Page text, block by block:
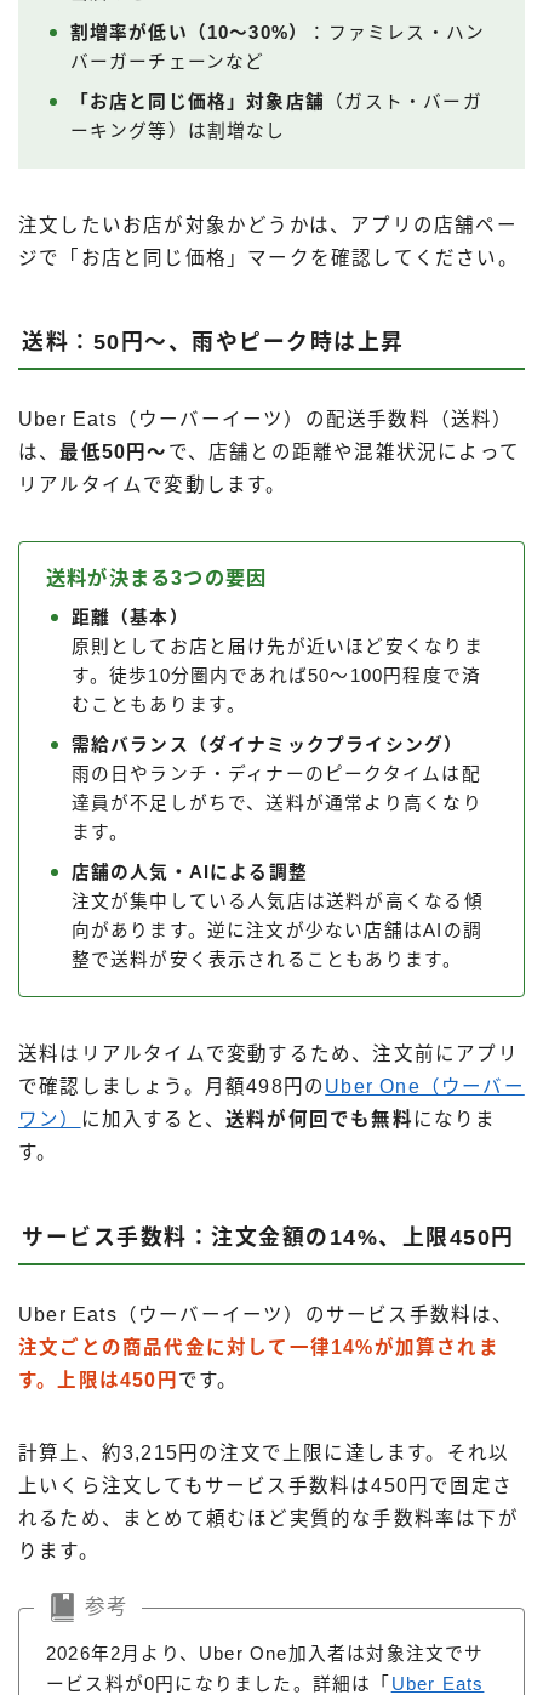
割増率が低い（10〜30%）
：ファミレス・ハン
バーガーチェーンなど
「お店と同じ価格」対象店舗 （ガスト・バーガ
ーキング等）は割増なし
注文したいお店が対象かどうかは、アプリの店舗ペー
ジで「お店と同じ価格」マークを確認してください。
送料：50円〜、雨やピーク時は上昇
Uber Eats（ウーバーイーツ）の配送手数料（送料）
は、最低50円〜 で、店舗との距離や混雑状況によって
リアルタイムで変動します。
送料が決まる3つの要因
距離（基本）
原則としてお店と届け先が近いほど安くなりま
す。徒歩10分圏内であれば50〜100円程度で済
むこともあります。
需給バランス（ダイナミックプライシング）
雨の日やランチ・ディナーのピークタイムは配
達員が不足しがちで、送料が通常より高くなり
ます。
店舗の人気・AIによる調整
注文が集中している人気店は送料が高くなる傾
向があります。逆に注文が少ない店舗はAIの調
整で送料が安く表示されることもあります。
送料はリアルタイムで変動するため、注文前にアプリ
で確認しましょう。月額498円の Uber One（ウーバー
ワン）
に加入すると、送料が何回でも無料 になりま
す。
サービス手数料：注文金額の14%、上限450円
Uber Eats（ウーバーイーツ）のサービス手数料は、
注文ごとの商品代金に対して一律14%が加算されま
す。上限は450円 です。
計算上、約3,215円の注文で上限に達します。それ以
上いくら注文してもサービス手数料は450円で固定さ
れるため、まとめて頼むほど実質的な手数料率は下が
ります。
参考
2026年2月より、Uber One加入者は対象注文でサ
ービス料が0円になりました。詳細は「 Uber Eats